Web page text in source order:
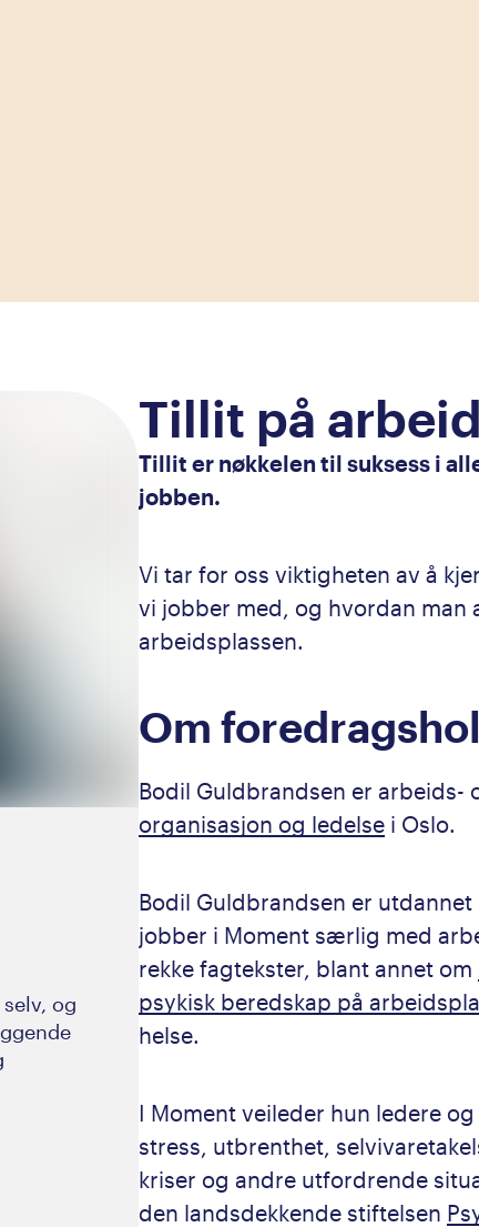
og
Tillit på
Tillit er nøkkelen til suksess i
jobben.
Vi tar for oss viktigheten av å
vi jobber med, og hvordan man
arbeidsplassen.
Om
Bodil Guldbrandsen er arbeids-
organisasjon og ledelse i Oslo.
Bodil Guldbrandsen er
jobber i Moment særlig med
rekke fagtekster, blant annet om
psykisk beredskap på
helse.
I Moment veileder hun ledere
stress, utbrenthet,
kriser og andre utfordrende
den landsdekkende stiftelsen